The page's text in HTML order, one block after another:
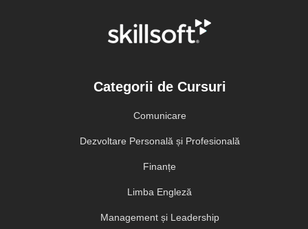
Categorii de Cursuri
Comunicare
Dezvoltare Personală și Profesională
Finanțe
Limba Engleză
Management și Leadership